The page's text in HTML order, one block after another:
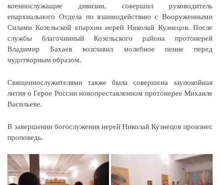
военнослужащие дивизии, совершил руководитель
епархиального Отдела по взаимодействию с Вооруженными
Силами Козельской епархии иерей Николай Кузнецов. После
службы благочинный Козельского района протоиерей
Владимир Бахаев возглавил молебное пение перед
чудотворным образом.
Священнослужителями также была совершена заупокойная
лития о Герое России новопреставленном протоиерее Михаиле
Васильеве.
В завершении богослужения иерей Николай Кузнецов произнес
проповедь.